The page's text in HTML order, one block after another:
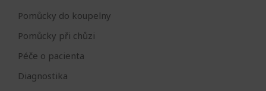
Pomůcky do koupelny
Pomůcky při chůzi
Péče o pacienta
Diagnostika